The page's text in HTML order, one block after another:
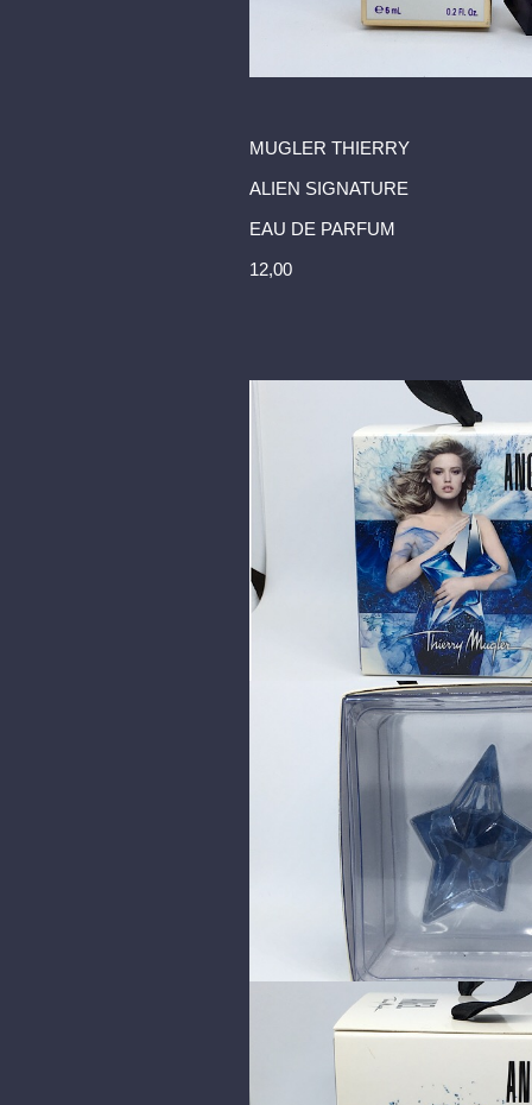
MUGLER THIERRY
ALIEN SIGNATURE
EAU DE PARFUM
12,00